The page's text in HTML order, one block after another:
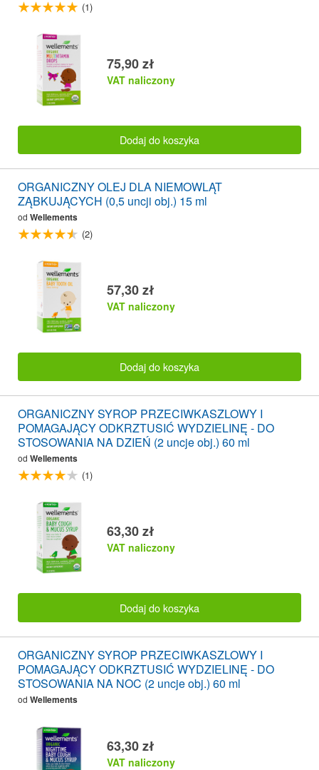
(1)
75,90 zł
VAT naliczony
Dodaj do koszyka
ORGANICZNY OLEJ DLA NIEMOWLĄT
ZĄBKUJĄCYCH (0,5 uncji obj.) 15 ml
od Wellements
(2)
57,30 zł
VAT naliczony
Dodaj do koszyka
ORGANICZNY SYROP PRZECIWKASZLOWY I
POMAGAJĄCY ODKRZTUSIĆ WYDZIELINĘ - DO
STOSOWANIA NA DZIEŃ (2 uncje obj.) 60 ml
od Wellements
(1)
63,30 zł
VAT naliczony
Dodaj do koszyka
ORGANICZNY SYROP PRZECIWKASZLOWY I
POMAGAJĄCY ODKRZTUSIĆ WYDZIELINĘ - DO
STOSOWANIA NA NOC (2 uncje obj.) 60 ml
od Wellements
63,30 zł
VAT naliczony